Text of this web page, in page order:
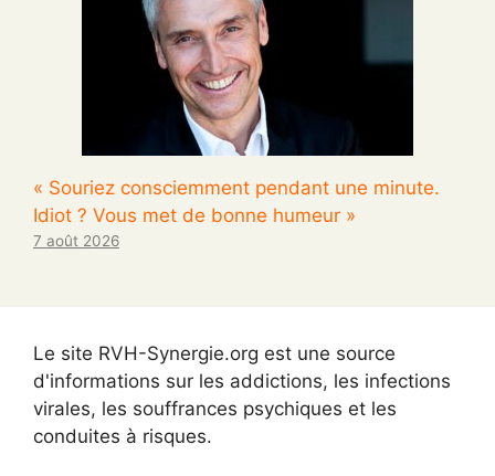
« Souriez consciemment pendant une minute.
Idiot ? Vous met de bonne humeur »
7 août 2026
Le site RVH-Synergie.org est une source
d'informations sur les addictions, les infections
virales, les souffrances psychiques et les
conduites à risques.